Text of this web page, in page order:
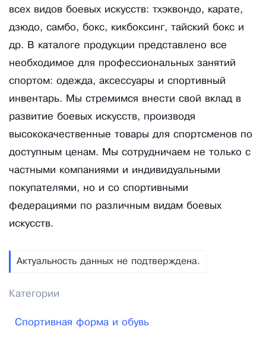
всех видов боевых искусств: тхэквондо, карате,
дзюдо, самбо, бокс, кикбоксинг, тайский бокс и
др. В каталоге продукции представлено все
необходимое для профессиональных занятий
спортом: одежда, аксессуары и спортивный
инвентарь. Мы стремимся внести свой вклад в
развитие боевых искусств, производя
высококачественные товары для спортсменов по
доступным ценам. Мы сотрудничаем не только с
частными компаниями и индивидуальными
покупателями, но и со спортивными
федерациями по различным видам боевых
искусств.
Актуальность данных не подтверждена.
Категории
Спортивная форма и обувь